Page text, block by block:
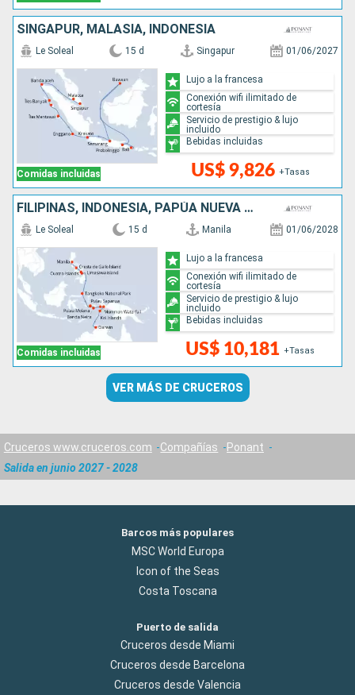
SINGAPUR, MALASIA, INDONESIA
Comidas incluidas
Le Soleal 15 d Singapur 01/06/2027
US$ 9,826 +Tasas
Lujo a la francesa
Conexión wifi ilimitado de
cortesía
Servicio de prestigio & lujo
incluido
Bebidas incluidas
FILIPINAS, INDONESIA, PAPÚA NUEVA GUINEA, AUSTRALIA
Comidas incluidas
Le Soleal 15 d Manila 01/06/2028
US$ 10,181 +Tasas
Lujo a la francesa
Conexión wifi ilimitado de
cortesía
Servicio de prestigio & lujo
incluido
Bebidas incluidas
VER MÁS DE CRUCEROS
Cruceros www.cruceros.com Compañías
Ponant
Salida en junio 2027 - 2028
Barcos más populares
MSC World Europa
Icon of the Seas
Costa Toscana
Puerto de salida
Cruceros desde Miami
Cruceros desde Barcelona
Cruceros desde Valencia